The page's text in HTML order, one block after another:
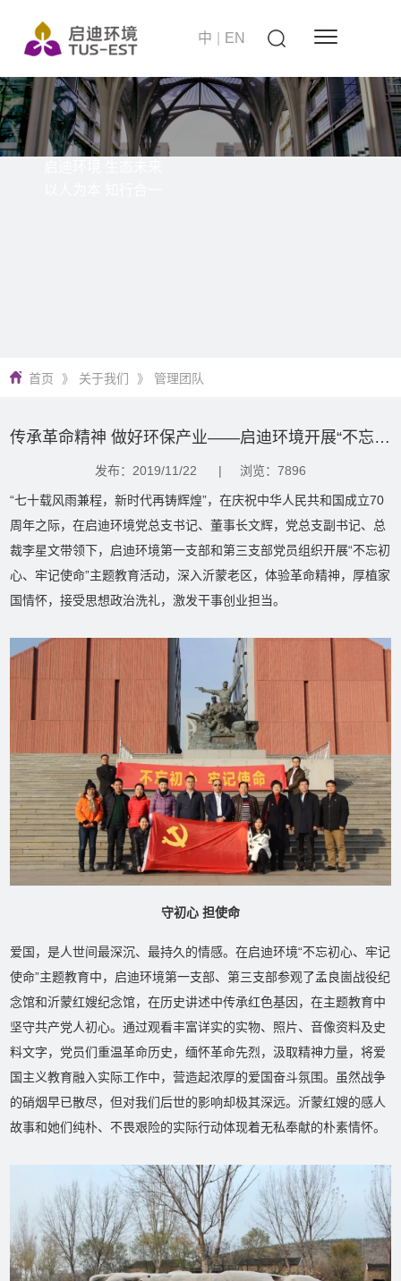
中 EN
首页 》 关于我们 》 管理团队
传承革命精神 做好环保产业——启迪环境开展“不忘初心、牢记使命”主题教育活动
发布：2019/11/22 | 浏览：7896
“七十载风雨兼程，新时代再铸辉煌”，在庆祝中华人民共和国成立70
周年之际，在启迪环境党总支书记、董事长文辉，党总支副书记、总
裁李星文带领下，启迪环境第一支部和第三支部党员组织开展“不忘初
心、牢记使命”主题教育活动，深入沂蒙老区，体验革命精神，厚植家
国情怀，接受思想政治洗礼，激发干事创业担当。
守初心 担使命
爱国，是人世间最深沉、最持久的情感。在启迪环境“不忘初心、牢记
使命”主题教育中，启迪环境第一支部、第三支部参观了孟良崮战役纪
念馆和沂蒙红嫂纪念馆，在历史讲述中传承红色基因，在主题教育中
坚守共产党人初心。通过观看丰富详实的实物、照片、音像资料及史
料文字，党员们重温革命历史，缅怀革命先烈，汲取精神力量，将爱
国主义教育融入实际工作中，营造起浓厚的爱国奋斗氛围。虽然战争
的硝烟早已散尽，但对我们后世的影响却极其深远。沂蒙红嫂的感人
故事和她们纯朴、不畏艰险的实际行动体现着无私奉献的朴素情怀。